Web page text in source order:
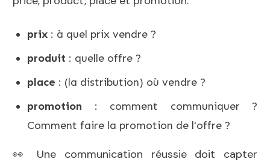
prix : à quel prix vendre ?
produit : quelle offre ?
place : (la distribution) où vendre ?
promotion : comment communiquer ?
Comment faire la promotion de l'offre ?
👀 Une communication réussie doit capter